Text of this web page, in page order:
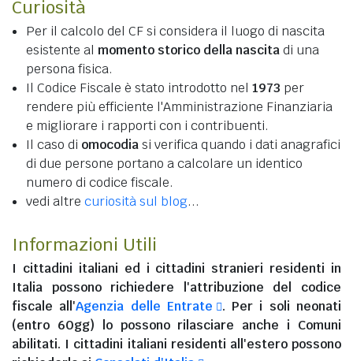
Curiosità
Per il calcolo del CF si considera il luogo di nascita
esistente al momento storico della nascitadi una
persona fisica.
Il Codice Fiscale è stato introdotto nel 1973 per
rendere più efficiente l'Amministrazione Finanziaria
e migliorare i rapporti con i contribuenti.
Il caso di omocodiasi verifica quando i dati anagrafici
di due persone portano a calcolare un identico
numero di codice fiscale.
vedi altre curiosità sul blog...
Informazioni Utili
I cittadini italiani ed i cittadini stranieri residenti in
Italia possono richiedere l'attribuzione del codice
fiscale all'Agenzia delle Entrate
. Per i soli neonati
(entro 60gg) lo possono rilasciare anche i Comuni
abilitati. I cittadini italiani residenti all'esteropossono